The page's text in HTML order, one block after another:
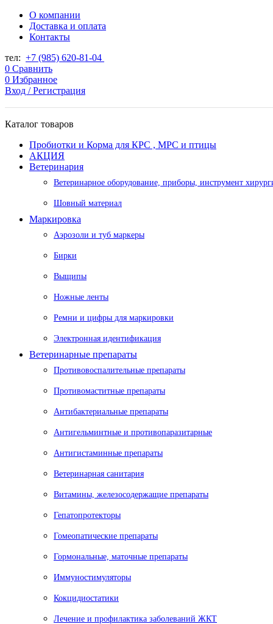
О компании
Доставка и оплата
Контакты
тел: +7 (985) 620-81-04
0 Сравнить
0 Избранное
Вход / Регистрация
Каталог товаров
Пробиотки и Корма для КРС , МРС и птицы
АКЦИЯ
Ветеринария
Ветеринарное оборудование, приборы, инструмент
Шовный материал
Маркировка
Аэрозоли и туб маркеры
Бирки
Выщипы
Ножные ленты
Ремни и цифры для маркировки
Электронная идентификация
Ветеринарные препараты
Противовоспалительные препараты
Противомаститные препараты
Антибактериальные препараты
Антигельминтные и противопаразитарные
Антигистаминные препараты
Ветеринарная санитария
Витамины, железосодержащие препараты
Гепатопротекторы
Гомеопатические препараты
Гормональные, маточные препараты
Иммуностимуляторы
Кокцидиостатики
Лечение и профилактика заболеваний ЖКТ